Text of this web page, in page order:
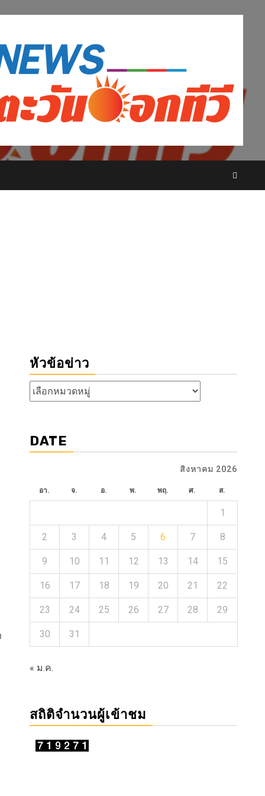
หัวข้อข่าว
หัวข้อ
ข่าว
DATE
สิงหาคม 2026
อา. จ. อ. พ. พฤ. ศ. ส.
1
2 3 4 5 6 7 8
9 10 11 12 13 14 15
16 17 18 19 20 21 22
23 24 25 26 27 28 29
30 31
« ม.ค.
สถิติจำนวนผู้เข้าชม